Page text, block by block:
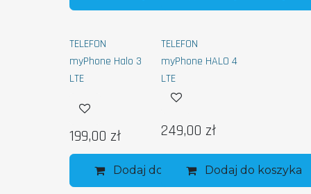
TELEFON
myPhone Halo 3
LTE
199,00 zł
Dodaj do koszyka
TELEFON
myPhone HALO 4
LTE
249,00 zł
Dodaj do koszyka